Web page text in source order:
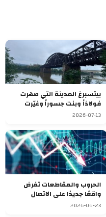
بيتسبرغ المدينة التي صهرت
فولاذاً وبنت جسوراً وغيّرت
وجه أميريكا
2026-07-13
الحروب والمقاطعات تفرض
واقعًا جديدًا على الاتصال
المؤسسي عالميًا
2026-06-23